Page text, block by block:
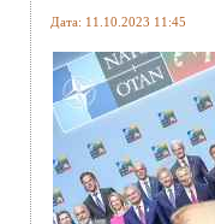
Дата: 11.10.2023 11:45